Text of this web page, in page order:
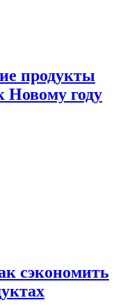
продукты
Новому году
сэкономить